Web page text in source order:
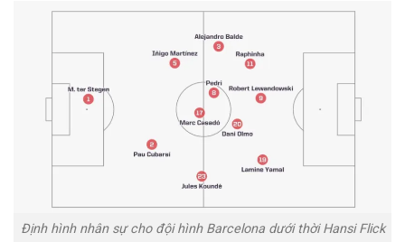
Định hình nhân sự cho đội hình Barcelona dưới thời Hansi Flick